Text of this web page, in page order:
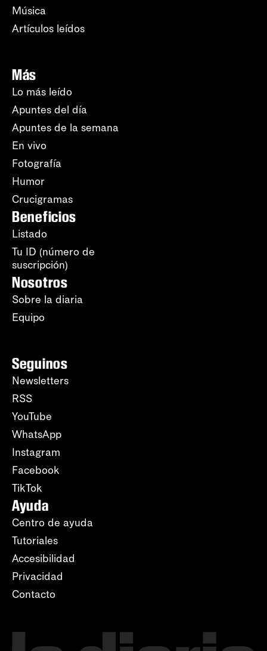
Música
Artículos leídos
Más
Lo más leído
Apuntes del día
Apuntes de la semana
En vivo
Fotografía
Humor
Crucigramas
Beneficios
Listado
Tu ID (número de
suscripción)
Nosotros
Sobre la diaria
Equipo
Seguinos
Newsletters
RSS
YouTube
WhatsApp
Instagram
Facebook
TikTok
Ayuda
Centro de ayuda
Tutoriales
Accesibilidad
Privacidad
Contacto